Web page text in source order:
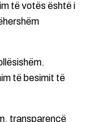
të votës është i
të besimit të
transparencë